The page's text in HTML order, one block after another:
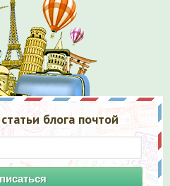
блога почтой